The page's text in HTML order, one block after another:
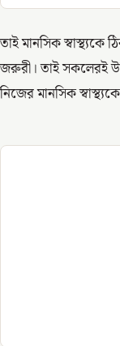
তাই মানসিক স্বাস্থ্যকে
জরুরী। তাই সকলেরই
নিজের মানসিক